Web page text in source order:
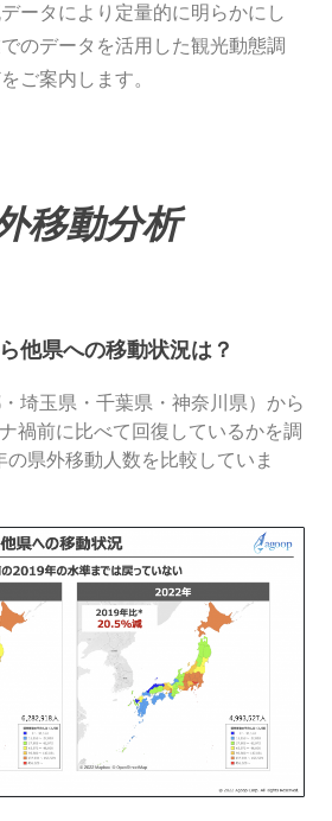
ータにより定量的に明らかにし
のデータを活用した観光動態調
ご案内します。
移動分析
他県への移動状況は？
埼玉県 ・千葉県・ 神奈川県）から
禍前に比べて回復しているかを調
県外移動人数を比較していま